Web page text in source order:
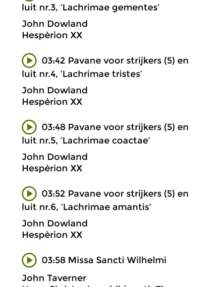
luit nr.3, ‘Lachrimae gementes’
John Dowland
Hespèrion XX
03:42 Pavane voor strijkers (5) en
luit nr.4, ‘Lachrimae tristes’
John Dowland
Hespèrion XX
03:48 Pavane voor strijkers (5) en
luit nr.5, ‘Lachrimae coactae’
John Dowland
Hespèrion XX
03:52 Pavane voor strijkers (5) en
luit nr.6, ‘Lachrimae amantis’
John Dowland
Hespèrion XX
03:58 Missa Sancti Wilhelmi
John Taverner